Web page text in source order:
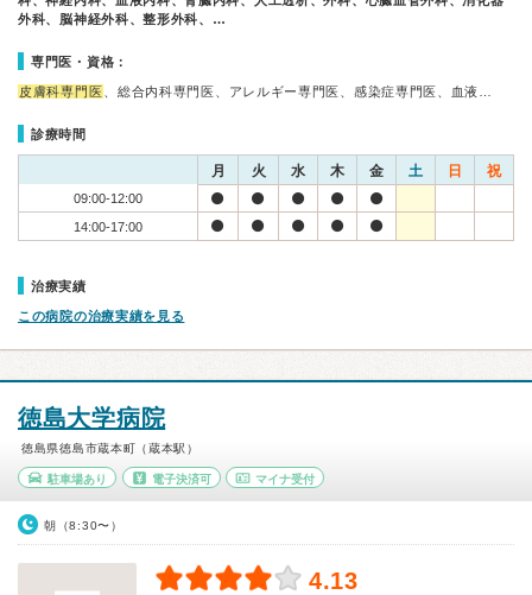
外科、脳神経外科、整形外科、…
専門医・資格：
皮膚科専門医 、総合内科専門医、アレルギー専門医、感染症専門医、血液…
診療時間
月 火 水 木 金 土 日 祝
09:00-12:00
14:00-17:00
治療実績
この病院の治療実績を見る
徳島大学病院
徳島県徳島市蔵本町（蔵本駅）
駐車場あり 電子決済可 マイナ受付
朝（8:30〜）
4.13